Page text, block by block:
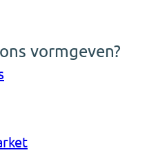
vormgeven?